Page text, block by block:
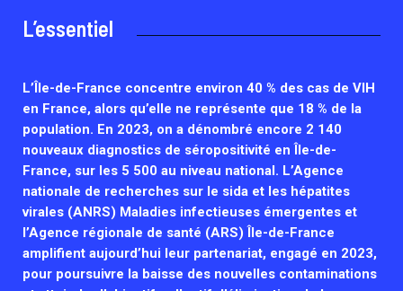
L’essentiel
L’Île-de-France concentre environ 40 % des cas de VIH
en France, alors qu’elle ne représente que 18 % de la
population. En 2023, on a dénombré encore 2 140
nouveaux diagnostics de séropositivité en Île-de-
France, sur les 5 500 au niveau national. L’Agence
nationale de recherches sur le sida et les hépatites
virales (ANRS) Maladies infectieuses émergentes et
l’Agence régionale de santé (ARS) Île-de-France
amplifient aujourd’hui leur partenariat, engagé en 2023,
pour poursuivre la baisse des nouvelles contaminations